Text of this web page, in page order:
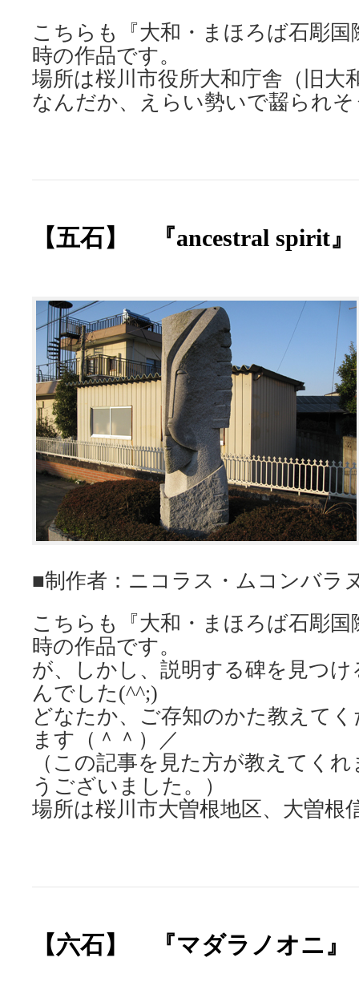
こちらも『大和・まほろば石彫
時の作品です。
場所は桜川市役所大和庁舎（旧大
なんだか、えらい勢いで齧られ
【五石】 『ancestral spirit』
■制作者：ニコラス・ムコンバラ
こちらも『大和・まほろば石彫
時の作品です。
が、しかし、説明する碑を見つ
んでした(^^;)
どなたか、ご存知のかた教えて
ます（＾＾）／
（この記事を見た方が教えてく
うございました。）
場所は桜川市大曽根地区、大曽根
【六石】 『マダラノオニ』